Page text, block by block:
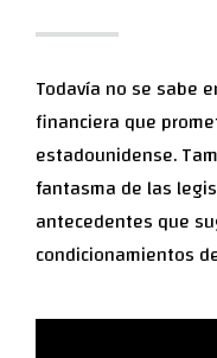
Todavía no se sabe
financiera que
estadounidense.
fantasma de las
antecedentes que
condicionamientos